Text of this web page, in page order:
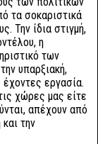
τα σοκαριστικά
Την ίδια στιγμή,
η
των
υπαρξιακή,
έχοντες εργασία.
χώρες μας είτε
απέχουν από
την